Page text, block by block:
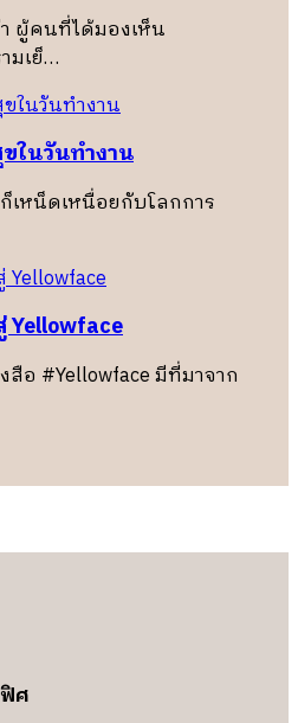
ผู้คนที่ได้มองเห็น
มเย็…
ในวันทำงาน
เหน็ดเหนื่อยกับโลกการ
Yellowface
อ #Yellowface มีที่มาจาก
ศ